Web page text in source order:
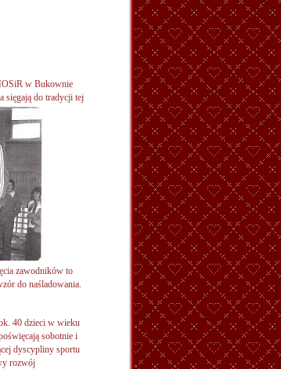
w Bukownie
sięgają do tradycji tej
zawodników to
do naśladowania.
40 dzieci w wieku
sobotnie i
dyscypliny sportu
rozwój